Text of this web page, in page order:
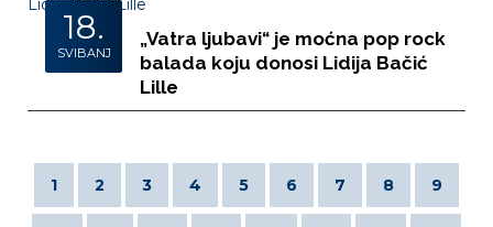
18.
SVIBANJ
„Vatra ljubavi“ je moćna pop rock
balada koju donosi Lidija Bačić
Lille
1 2 3 4 5 6 7 8 9